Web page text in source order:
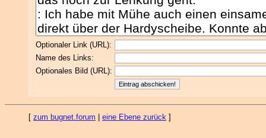
Optionaler Link (URL):
Name des Links:
Optionales Bild (URL):
[ zum bugnet.forum eine Ebene zurück ]